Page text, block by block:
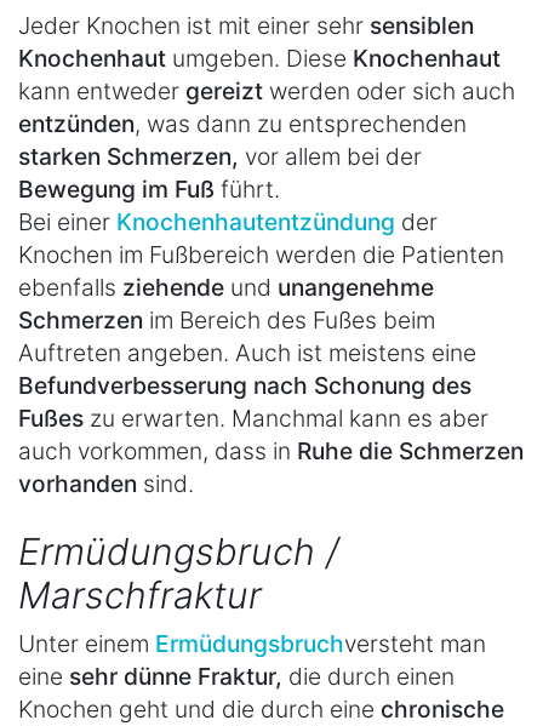
Jeder Knochen ist mit einer sehr sensiblen
Knochenhaut umgeben. Diese Knochenhaut
kann entweder gereizt werden oder sich auch
entzünden, was dann zu entsprechenden
starken Schmerzen, vor allem bei der
Bewegung im Fuß führt.
Bei einer Knochenhautentzündung der
Knochen im Fußbereich werden die Patienten
ebenfalls ziehende und unangenehme
Schmerzen im Bereich des Fußes beim
Auftreten angeben. Auch ist meistens eine
Befundverbesserung nach Schonung des
Fußes zu erwarten. Manchmal kann es aber
auch vorkommen, dass in Ruhe die Schmerzen
vorhanden sind.
Ermüdungsbruch /
Marschfraktur
Unter einem Ermüdungsbruchversteht man
eine sehr dünne Fraktur, die durch einen
Knochen geht und die durch eine chronische